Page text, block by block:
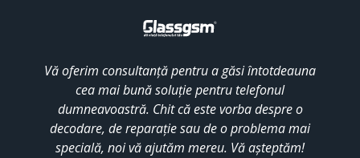
Vă oferim consultanță pentru a găsi întotdeauna
cea mai bună soluție pentru telefonul
dumneavoastră. Chit că este vorba despre o
decodare, de reparație sau de o problema mai
specială, noi vă ajutăm mereu. Vă așteptăm!